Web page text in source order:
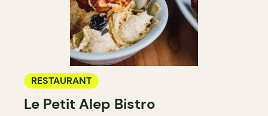
RESTAURANT
Le Petit Alep Bistro